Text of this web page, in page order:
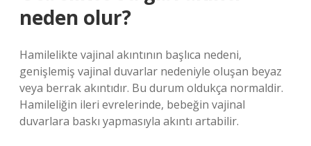
neden olur?
Hamilelikte vajinal akıntının başlıca nedeni,
genişlemiş vajinal duvarlar nedeniyle oluşan beyaz
veya berrak akıntıdır. Bu durum oldukça normaldir.
Hamileliğin ileri evrelerinde, bebeğin vajinal
duvarlara baskı yapmasıyla akıntı artabilir.